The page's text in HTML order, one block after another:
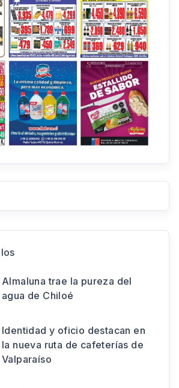
Almaluna trae la pureza del
agua de Chiloé
Identidad y oficio destacan en
la nueva ruta de cafeterías de
Valparaíso